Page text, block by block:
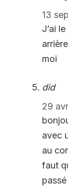
13
J’ai
moi
did
29
avec
au
faut